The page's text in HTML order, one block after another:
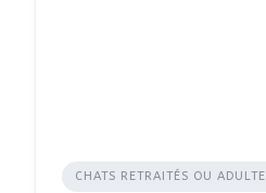
CHATS RETRAITÉS OU